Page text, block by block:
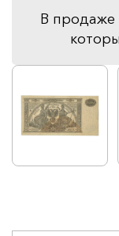
В продаже